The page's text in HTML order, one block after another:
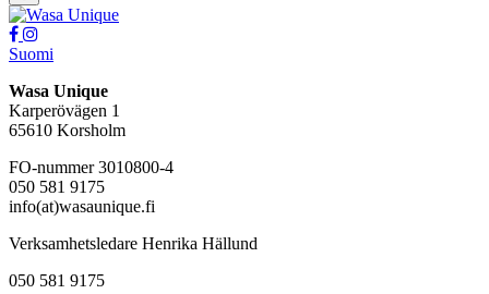
Tillbaka
upp
Social
link
Social
link
Suomi
Wasa Unique
Karperövägen 1
65610 Korsholm
FO-nummer 3010800-4
050 581 9175
info(at)wasaunique.fi
Verksamhetsledare Henrika Hällund
050 581 9175